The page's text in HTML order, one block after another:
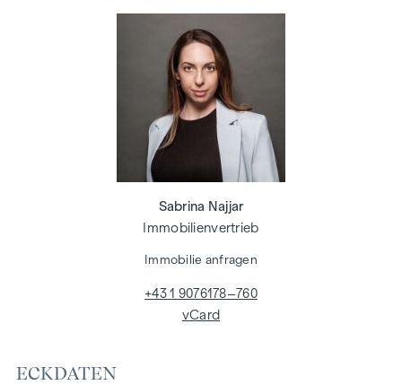
ECKDATEN
Sabrina Najjar
Immobilienvertrieb
Immobilie anfragen
+43 1 9076178–760
vCard